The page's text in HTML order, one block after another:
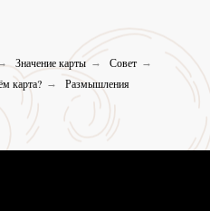
Значение карты → Совет →
карта? → Размышления